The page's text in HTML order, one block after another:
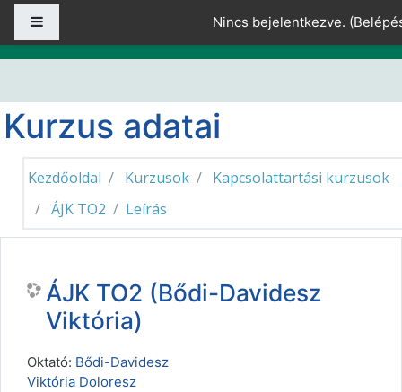
Tovább a fő tartalomhoz
Nincs bejelentkezve. (
Kurzus adatai
Kezdőoldal Kurzusok
Kapcsolattartási kurzusok
ÁJK TO2
Leírás
ÁJK TO2 (Bődi-Davidesz
Viktória)
Oktató: Bődi-Davidesz
Viktória Doloresz